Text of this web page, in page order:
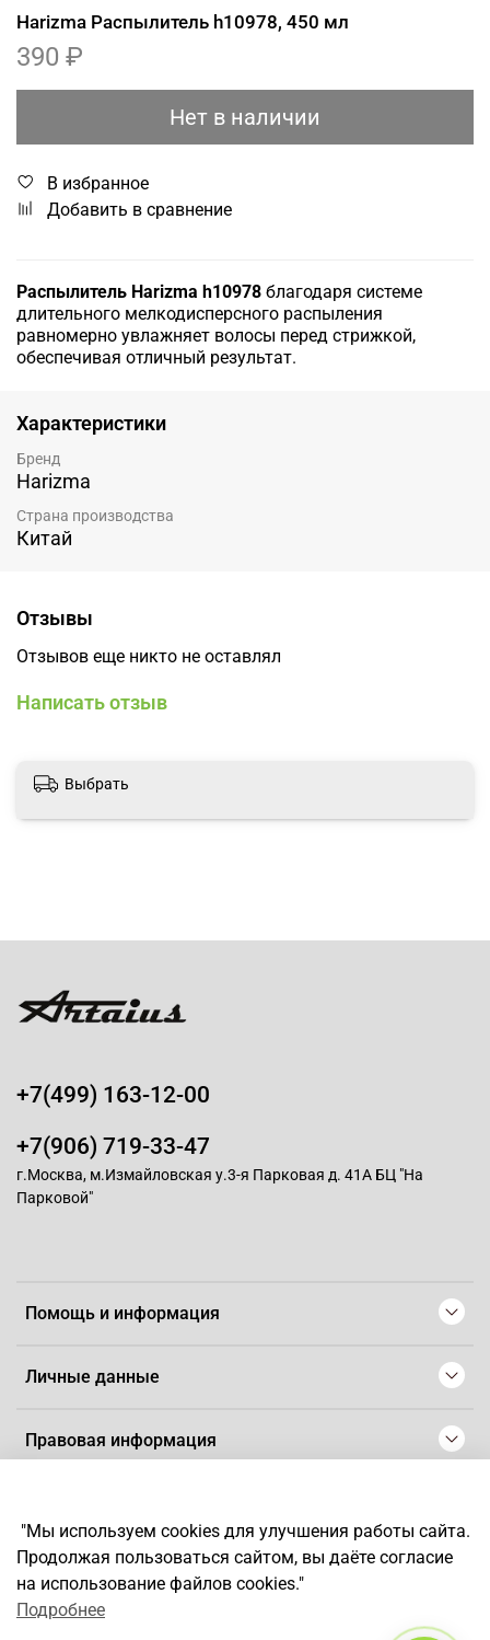
Harizma Распылитель h10978, 450 мл
390 ₽
Нет в наличии
В избранное
Добавить в сравнение
Распылитель Harizma h10978 благодаря системе
длительного мелкодисперсного распыления
равномерно увлажняет волосы перед стрижкой,
обеспечивая отличный результат.
Характеристики
Бренд
Harizma
Страна производства
Китай
Отзывы
Отзывов еще никто не оставлял
Написать отзыв
Выбрать
Помощь и информация
Личные данные
Правовая информация
+7(499) 163-12-00
+7(906) 719-33-47
г.Москва, м.Измайловская у.3-я Парковая д. 41А БЦ "На
Парковой"
*Любое использование контента без письменного разрешения
запрещено
"Мы используем cookies для улучшения работы сайта.
Продолжая пользоваться сайтом, вы даёте согласие
на использование файлов cookies."
Подробнее